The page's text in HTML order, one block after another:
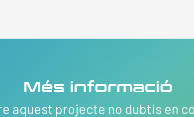
Més informació
aquest projecte no dubtis en